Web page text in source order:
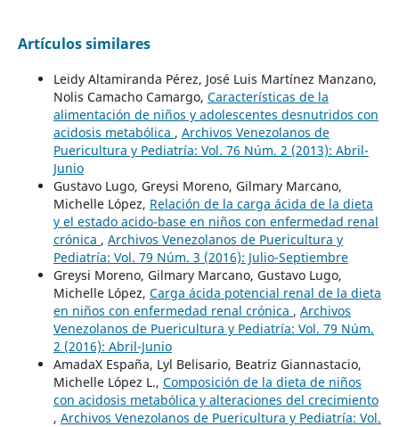
Artículos similares
Leidy Altamiranda Pérez, José Luis Martínez Manzano,
Nolis Camacho Camargo, Características de la
alimentación de niños y adolescentes desnutridos con
acidosis metabólica , Archivos Venezolanos de
Puericultura y Pediatría: Vol. 76 Núm. 2 (2013): Abril-
Junio
Gustavo Lugo, Greysi Moreno, Gilmary Marcano,
Michelle López, Relación de la carga ácida de la dieta
y el estado acido-base en niños con enfermedad renal
crónica , Archivos Venezolanos de Puericultura y
Pediatría: Vol. 79 Núm. 3 (2016): Julio-Septiembre
Greysi Moreno, Gilmary Marcano, Gustavo Lugo,
Michelle López, Carga ácida potencial renal de la dieta
en niños con enfermedad renal crónica , Archivos
Venezolanos de Puericultura y Pediatría: Vol. 79 Núm.
2 (2016): Abril-Junio
AmadaX España, Lyl Belisario, Beatriz Giannastacio,
Michelle López L., Composición de la dieta de niños
con acidosis metabólica y alteraciones del crecimiento
, Archivos Venezolanos de Puericultura y Pediatría: Vol.